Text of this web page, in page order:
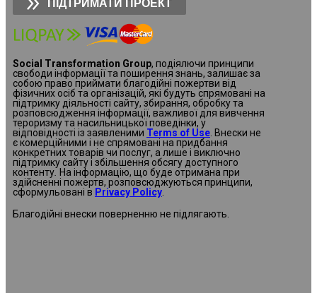
ПІДТРИМАТИ ПРОЕКТ
Social Transformation Group, подіялючи принципи
свободи інформації та поширення знань, залишає за
собою право приймати благодійні пожертви від
фізичних осіб та організацій, які будуть спрямовані на
підтримку діяльності сайту, збирання, обробку та
розповсюдження інформації, важливої для вивчення
тероризму та насильницької поведінки, у
відповідності із заявленими Terms of Use. Внески не
є комерційними і не спрямовані на придбання
конкретних товарів чи послуг, а лише і виключно
підтримку сайту і збільшення обсягу доступного
контенту. На інформацію, що буде отримана при
здійсненні пожертв, розповсюджуються принципи,
сформульовані в Privacy Policy.
Благодійні внески поверненню не підлягають.